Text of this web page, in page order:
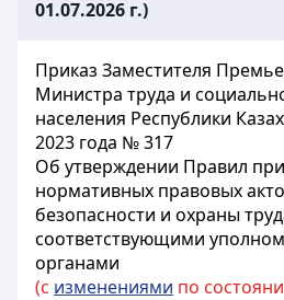
01.07.2026 г.)
Приказ Заместителя
Министра труда и
населения Республики
2023 года № 317
Об утверждении Правил
нормативных правовых
безопасности и охраны
соответствующими
органами
(с изменениями по